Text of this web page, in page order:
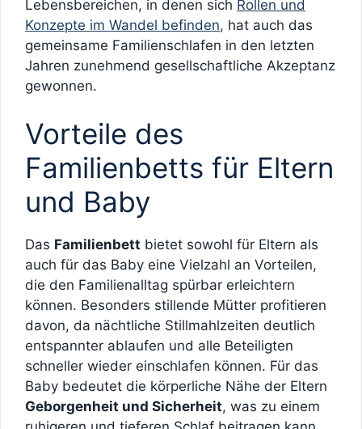
Lebensbereichen, in denen sich Rollen und
Konzepte im Wandel befinden, hat auch das
gemeinsame Familienschlafen in den letzten
Jahren zunehmend gesellschaftliche Akzeptanz
gewonnen.
Vorteile des
Familienbetts für Eltern
und Baby
Das Familienbett bietet sowohl für Eltern als
auch für das Baby eine Vielzahl an Vorteilen,
die den Familienalltag spürbar erleichtern
können. Besonders stillende Mütter profitieren
davon, da nächtliche Stillmahlzeiten deutlich
entspannter ablaufen und alle Beteiligten
schneller wieder einschlafen können. Für das
Baby bedeutet die körperliche Nähe der Eltern
Geborgenheit und Sicherheit, was zu einem